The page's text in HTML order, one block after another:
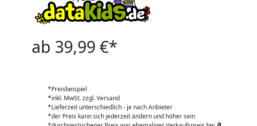
ab 39,99 €*
*Preisbeispiel
*inkl. MwSt. zzgl. Versand
*Lieferzeit unterschiedlich - je nach Anbieter
*der Preis kann sich jederzeit ändern und höher sein